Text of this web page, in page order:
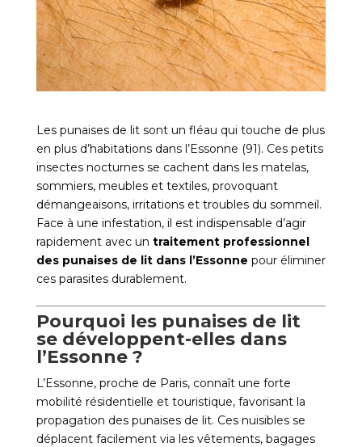
Les punaises de lit sont un fléau qui touche de plus
en plus d’habitations dans l’Essonne (91). Ces petits
insectes nocturnes se cachent dans les matelas,
sommiers, meubles et textiles, provoquant
démangeaisons, irritations et troubles du sommeil.
Face à une infestation, il est indispensable d’agir
rapidement avec un traitement professionnel
des punaises de lit dans l’Essonne pour éliminer
ces parasites durablement.
Pourquoi les punaises de lit
se développent-elles dans
l’Essonne ?
L’Essonne, proche de Paris, connaît une forte
mobilité résidentielle et touristique, favorisant la
propagation des punaises de lit. Ces nuisibles se
déplacent facilement via les vêtements, bagages